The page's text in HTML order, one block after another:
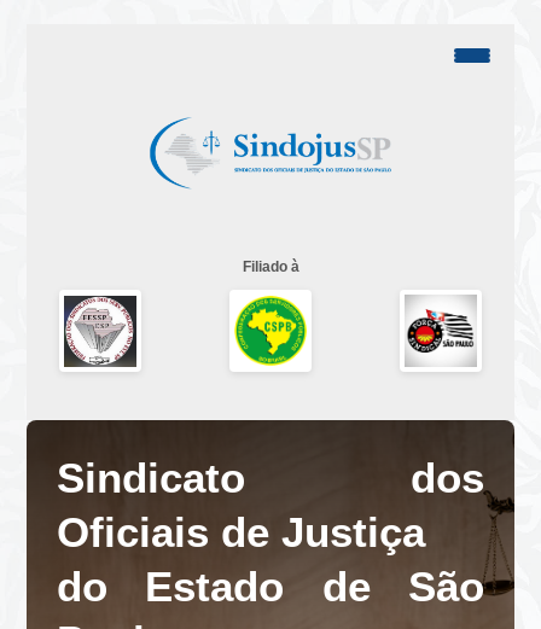
Filiado à
Sindicato dos
Oficiais de Justiça
do Estado de São